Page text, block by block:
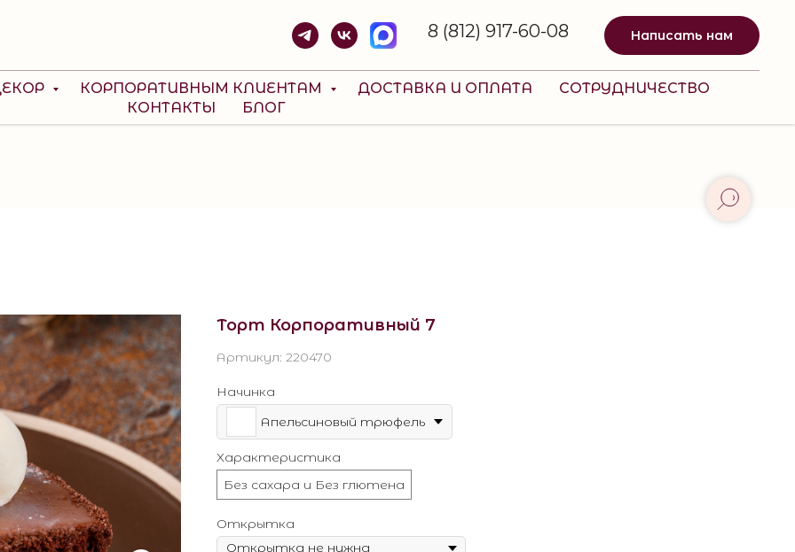
8 (812) 917-60-08 Написать нам
КОРПОРАТИВНЫМ КЛИЕНТАМ ДОСТАВКА И ОПЛАТА
СОТРУДНИЧЕСТВО
КОНТАКТЫ
БЛОГ
Торт Корпоративный 7
Артикул: 220470
Начинка
Апельсиновый трюфель
Характеристика
Без сахара и Без глютена
Открытка